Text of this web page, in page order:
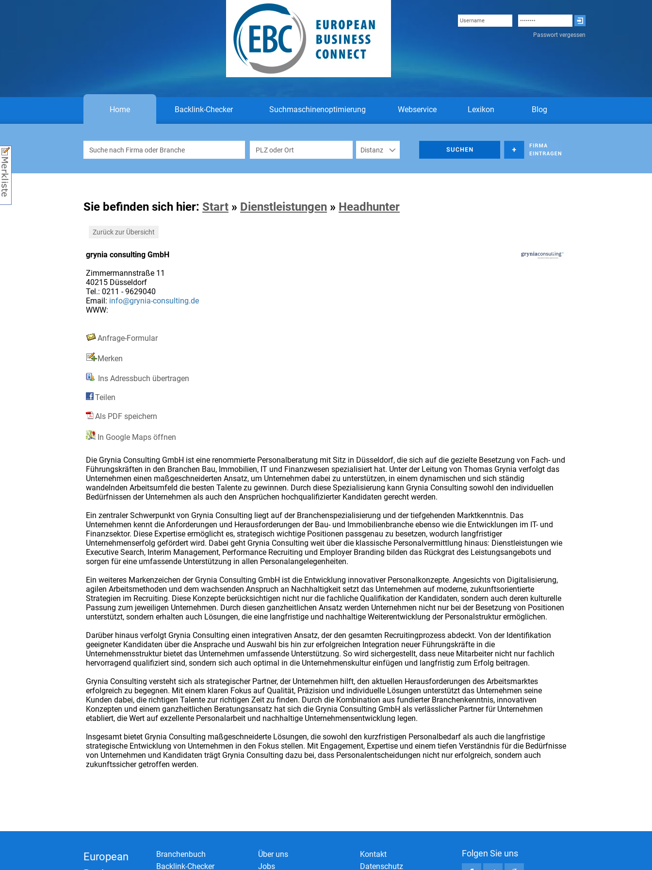
Passwort vergessen
Home Backlink-Checker Suchmaschinenoptimierung Webservice Lexikon Blog
Sie befinden sich hier: Start » Dienstleistungen » Headhunter
Zurück zur Übersicht
grynia consulting GmbH
Zimmermannstraße 11
40215 Düsseldorf
Tel.: 0211 - 9629040
Email: info@grynia-consulting.de
WWW:
Anfrage-Formular
Merken
Ins Adressbuch übertragen
Teilen
Als PDF speichern
In Google Maps öffnen
Die Grynia Consulting GmbH ist eine renommierte Personalberatung mit Sitz in Düsseldorf, die sich auf die gezielte Besetzung von Fach- und
Führungskräften in den Branchen Bau, Immobilien, IT und Finanzwesen spezialisiert hat. Unter der Leitung von Thomas Grynia verfolgt das
Unternehmen einen maßgeschneiderten Ansatz, um Unternehmen dabei zu unterstützen, in einem dynamischen und sich ständig
wandelnden Arbeitsumfeld die besten Talente zu gewinnen. Durch diese Spezialisierung kann Grynia Consulting sowohl den individuellen
Bedürfnissen der Unternehmen als auch den Ansprüchen hochqualifizierter Kandidaten gerecht werden.
Ein zentraler Schwerpunkt von Grynia Consulting liegt auf der Branchenspezialisierung und der tiefgehenden Marktkenntnis. Das
Unternehmen kennt die Anforderungen und Herausforderungen der Bau- und Immobilienbranche ebenso wie die Entwicklungen im IT- und
Finanzsektor. Diese Expertise ermöglicht es, strategisch wichtige Positionen passgenau zu besetzen, wodurch langfristiger
Unternehmenserfolg gefördert wird. Dabei geht Grynia Consulting weit über die klassische Personalvermittlung hinaus: Dienstleistungen wie
Executive Search, Interim Management, Performance Recruiting und Employer Branding bilden das Rückgrat des Leistungsangebots und
sorgen für eine umfassende Unterstützung in allen Personalangelegenheiten.
Ein weiteres Markenzeichen der Grynia Consulting GmbH ist die Entwicklung innovativer Personalkonzepte. Angesichts von Digitalisierung,
agilen Arbeitsmethoden und dem wachsenden Anspruch an Nachhaltigkeit setzt das Unternehmen auf moderne, zukunftsorientierte
Strategien im Recruiting. Diese Konzepte berücksichtigen nicht nur die fachliche Qualifikation der Kandidaten, sondern auch deren kulturelle
Passung zum jeweiligen Unternehmen. Durch diesen ganzheitlichen Ansatz werden Unternehmen nicht nur bei der Besetzung von Positionen
unterstützt, sondern erhalten auch Lösungen, die eine langfristige und nachhaltige Weiterentwicklung der Personalstruktur ermöglichen.
Darüber hinaus verfolgt Grynia Consulting einen integrativen Ansatz, der den gesamten Recruitingprozess abdeckt. Von der Identifikation
geeigneter Kandidaten über die Ansprache und Auswahl bis hin zur erfolgreichen Integration neuer Führungskräfte in die
Unternehmensstruktur bietet das Unternehmen umfassende Unterstützung. So wird sichergestellt, dass neue Mitarbeiter nicht nur fachlich
hervorragend qualifiziert sind, sondern sich auch optimal in die Unternehmenskultur einfügen und langfristig zum Erfolg beitragen.
Grynia Consulting versteht sich als strategischer Partner, der Unternehmen hilft, den aktuellen Herausforderungen des Arbeitsmarktes
erfolgreich zu begegnen. Mit einem klaren Fokus auf Qualität, Präzision und individuelle Lösungen unterstützt das Unternehmen seine
Kunden dabei, die richtigen Talente zur richtigen Zeit zu finden. Durch die Kombination aus fundierter Branchenkenntnis, innovativen
Konzepten und einem ganzheitlichen Beratungsansatz hat sich die Grynia Consulting GmbH als verlässlicher Partner für Unternehmen
etabliert, die Wert auf exzellente Personalarbeit und nachhaltige Unternehmensentwicklung legen.
Insgesamt bietet Grynia Consulting maßgeschneiderte Lösungen, die sowohl den kurzfristigen Personalbedarf als auch die langfristige
strategische Entwicklung von Unternehmen in den Fokus stellen. Mit Engagement, Expertise und einem tiefen Verständnis für die Bedürfnisse
von Unternehmen und Kandidaten trägt Grynia Consulting dazu bei, dass Personalentscheidungen nicht nur erfolgreich, sondern auch
zukunftssicher getroffen werden.
European
Branchenbuch
Backlink-Checker
Über uns
Jobs
Kontakt
Datenschutz
Folgen Sie uns